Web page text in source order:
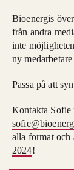
Bioenergis
från andra
inte
ny
Passa på att
Kontakta Sofie
alla format
2024!